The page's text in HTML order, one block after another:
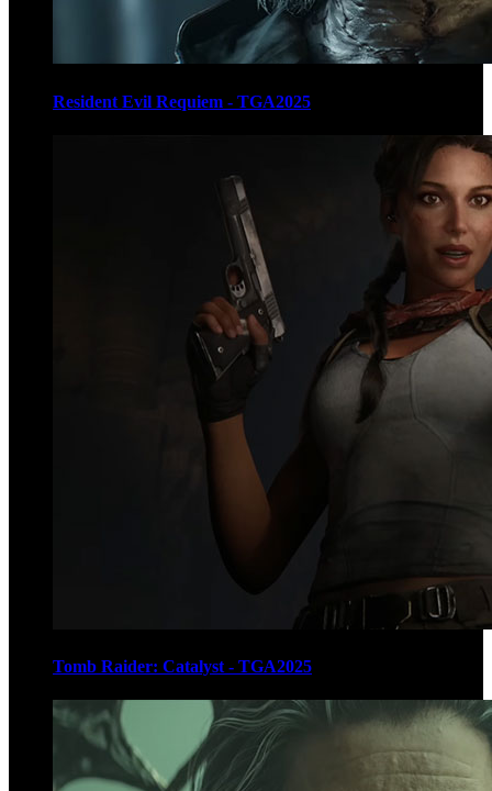
Resident Evil Requiem - TGA2025
Tomb Raider: Catalyst - TGA2025